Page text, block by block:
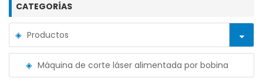
CATEGORÍAS
Productos
Máquina de corte láser alimentada por bobina